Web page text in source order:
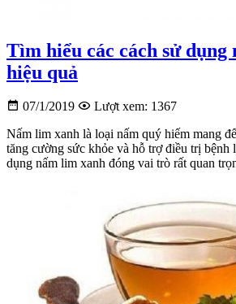
Tìm hiểu các cách sử dụng
hiệu quả
07/1/2019
Lượt xem: 1367
Nấm lim xanh là loại nấm quý hiếm mang
tăng cường sức khỏe và hỗ trợ điều trị bệnh
dụng nấm lim xanh đóng vai trò rất quan